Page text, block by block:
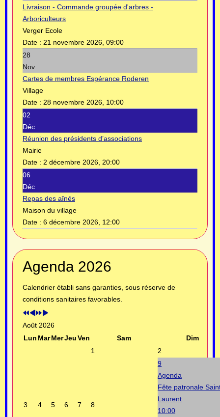
Livraison - Commande groupée d'arbres -
Arboriculteurs
Verger Ecole
Date : 21 novembre 2026, 09:00
28
Nov
Cartes de membres Espérance Roderen
Village
Date : 28 novembre 2026, 10:00
02
Déc
Réunion des présidents d’associations
Mairie
Date : 2 décembre 2026, 20:00
06
Déc
Repas des aînés
Maison du village
Date : 6 décembre 2026, 12:00
Agenda 2026
Calendrier établi sans garanties, sous réserve de
conditions sanitaires favorables.
Année
précédente
précédent
suivante
suivant
Août 2026
Lun MarMerJeuVen Sam
Dim
1
2
3 4 5 6 7 8
9
Agenda
Fête patronale
Laurent
10:00